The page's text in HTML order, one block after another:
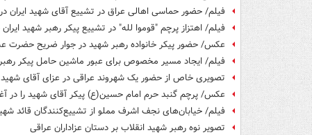
فیلم/ حضور حماسی اهالی عراق در تشییع آقای شهید ایران
فیلم/ اهتزاز پرچم "قوموا لله" در تشییع پیکر رهبر شهید
عکس/ حضور پیکر خانواده رهبر شهید در جوار ضریح حضرت
فیلم/ ایجاد مسیر مخصوص برای عبور ماشین حامل پیکر
تصویری خاص از حضور یک شهروند عراقی در عزای آقای شهید
عکس/ پرچم گنبد حرم امام حسین(ع) پیکر آقای شهید را در
فیلم/ خیابان‌های نجف اشرف مملو از تشییع‌کنندگان قائد
تصویر نوه رهبر شهید انقلاب بر دستان عزاداران عراقی